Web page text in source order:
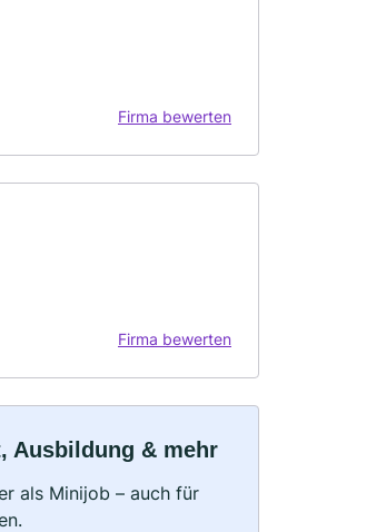
Firma bewerten
Firma bewerten
Ausbildung & mehr
als Minijob – auch für